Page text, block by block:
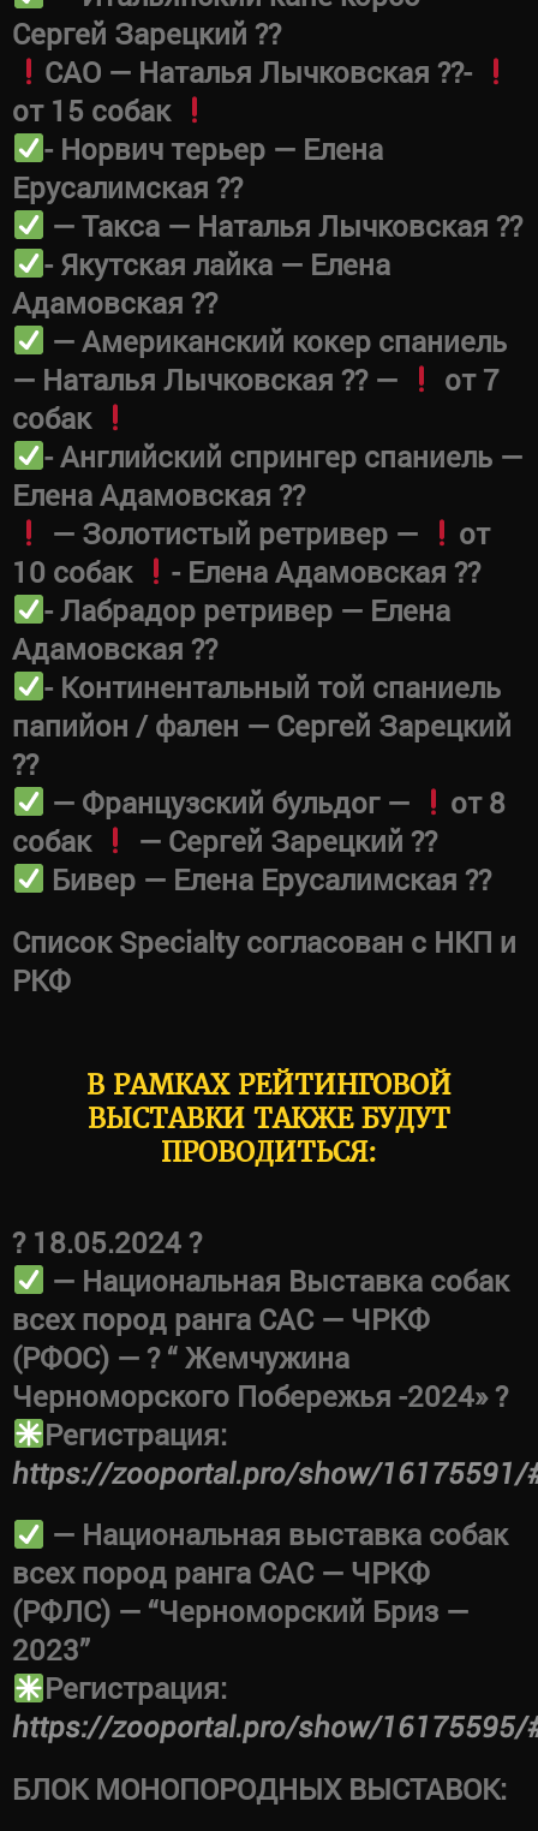
Сергей Зарецкий ??
САО — Наталья Лычковская ??-
от 15 собак
- Норвич терьер — Елена
Ерусалимская ??
— Такса — Наталья Лычковская ??
- Якутская лайка — Елена
Адамовская ??
— Американский кокер спаниель
— Наталья Лычковская ?? —
от 7
собак
- Английский спрингер спаниель —
Елена Адамовская ??
— Золотистый ретривер —
от
10 собак
- Елена Адамовская ??
- Лабрадор ретривер — Елена
Адамовская ??
- Континентальный той спаниель
папийон / фален — Сергей Зарецкий
??
— Французский бульдог —
от 8
собак
— Сергей Зарецкий ??
Бивер — Елена Ерусалимская ??
Список Specialty согласован с НКП и
РКФ
В РАМКАХ РЕЙТИНГОВОЙ
ВЫСТАВКИ ТАКЖЕ БУДУТ
ПРОВОДИТЬСЯ:
? 18.05.2024 ?
— Национальная Выставка собак
всех пород ранга САС — ЧРКФ
(РФОС) — ? “ Жемчужина
Черноморского Побережья -2024» ?
Регистрация:
https://zooportal.pro/show/16175591/
— Национальная выставка собак
всех пород ранга САС — ЧРКФ
(РФЛС) — “Черноморский Бриз —
2023”
Регистрация:
https://zooportal.pro/show/16175595/
БЛОК МОНОПОРОДНЫХ ВЫСТАВОК: